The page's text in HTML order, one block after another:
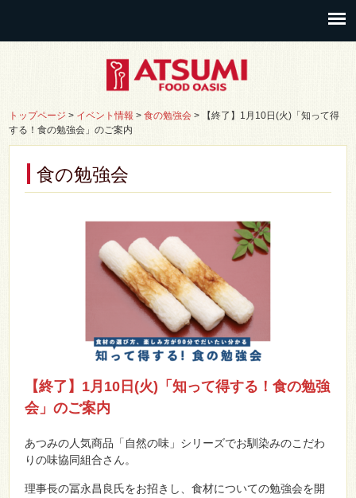
トップページ > イベント情報 >食の勉強会 >
【終了】1月10日(火)「知って得
する！食の勉強会」のご案内
食の勉強会
【終了】1月10日(火)「知って得する！食の勉強
会」のご案内
あつみの人気商品「自然の味」シリーズでお馴染みのこだわ
りの味協同組合さん。
理事長の冨永昌良氏をお招きし、食材についての勉強会を開